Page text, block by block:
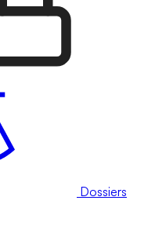
Dossiers